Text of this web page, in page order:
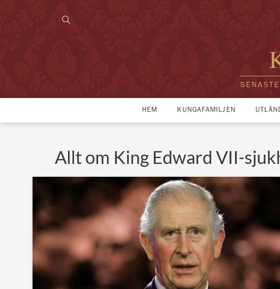
HEM KUNGAFAMILJEN
Allt om King Edward VII-